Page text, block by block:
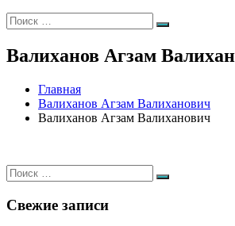
Искать:
Поиск
Валиханов Агзам
Главная
Валиханов Агзам Валиханович
Валиханов Агзам Валиханович
Искать:
Поиск
Свежие записи